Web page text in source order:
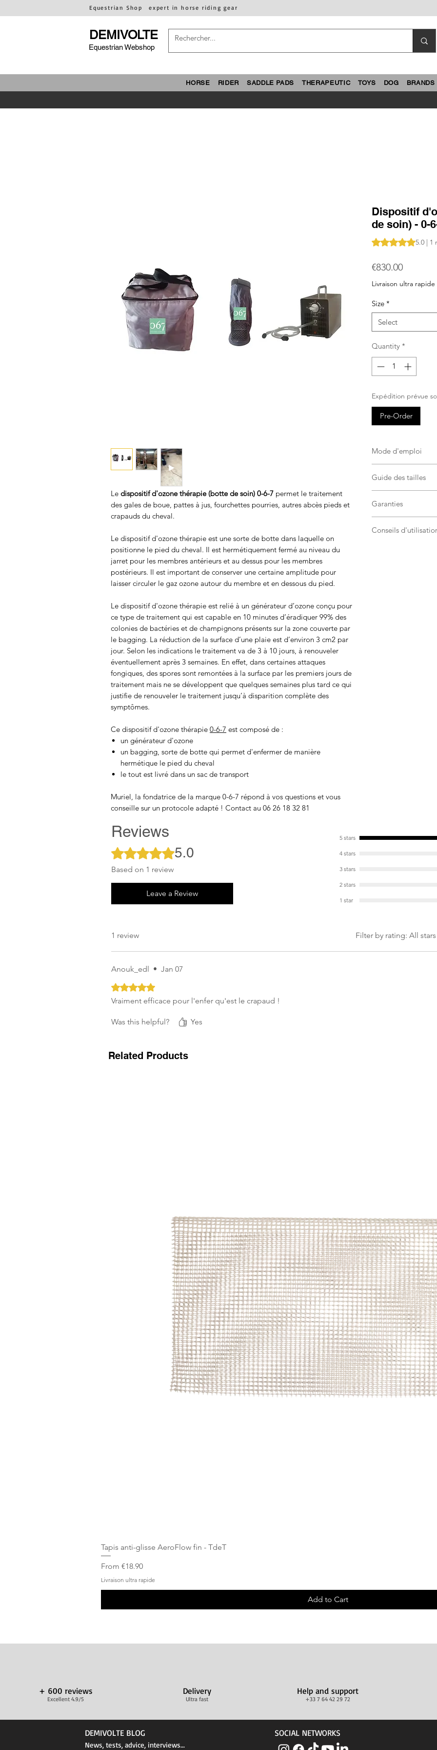
Equestrian Shop expert in horse riding gear
DEMIVOLTE
Equestrian Webshop
HORSE RIDER SADDLE PADS THERAPEUTIC TOYS DOG BRANDS
Le dispositif d'ozone thérapie (botte de soin) 0-6-7 permet le traitement
des gales de boue, pattes à jus, fourchettes pourries, autres abcès pieds et
crapauds du cheval.
Le dispositif d'ozone thérapie est une sorte de botte dans laquelle on
positionne le pied du cheval. Il est hermétiquement fermé au niveau du
jarret pour les membres antérieurs et au dessus pour les membres
postérieurs. Il est important de conserver une certaine amplitude pour
laisser circuler le gaz ozone autour du membre et en dessous du pied.
Le dispositif d'ozone thérapie est relié à un générateur d’ozone conçu pour
ce type de traitement qui est capable en 10 minutes d’éradiquer 99% des
colonies de bactéries et de champignons présents sur la zone couverte par
le bagging. La réduction de la surface d’une plaie est d’environ 3 cm2 par
jour. Selon les indications le traitement va de 3 à 10 jours, à renouveler
éventuellement après 3 semaines. En effet, dans certaines attaques
fongiques, des spores sont remontées à la surface par les premiers jours de
traitement mais ne se développent que quelques semaines plus tard ce qui
justifie de renouveler le traitement jusqu’à disparition complète des
symptômes.
Ce dispositif d'ozone thérapie 0-6-7 est composé de :
un générateur d'ozone
un bagging, sorte de botte qui permet d'enfermer de manière
hermétique le pied du cheval
le tout est livré dans un sac de transport
Muriel, la fondatrice de la marque 0-6-7 répond à vos questions et vous
conseille sur un protocole adapté ! Contact au 06 26 18 32 81
Dispositif
de soin) - 0-
Rating is 5.0 out of
5.0 | 1
€830.00Price
Livraison ultra rapide
Size *
Select
Quantity *
Expédition prévue
Pre-Order
Mode d'emploi
maximum 10
Ouvrir toute la
pied dans le bol au
reste ample autour
Guide des tailles
taille standard :
hauteur
chevaux, aussi
Garanties
Un Service Après
Conseils
Reviews
Rated 5 out of 5 stars.5.0
Based on 1 review
Leave a Review
5 stars
4 stars
3 stars
2 stars
1 star
1 review Filter by rating: All stars
Anouk_edl • Jan 07
Rated 5 out of 5 stars.
Vraiment efficace pour l'enfer qu'est le crapaud !
Was this helpful? Yes
Related Products
Tapis anti-glisse AeroFlow fin - TdeT
From €18.90
Sale Price
Livraison ultra rapide
Add to Cart
+ 600 reviews
Excellent 4.9/5
Delivery
Ultra fast
Help and support
+33 7 64 42 29 72
DEMIVOLTE BLOG
News, tests, advice, interviews...
SOCIAL NETWORKS